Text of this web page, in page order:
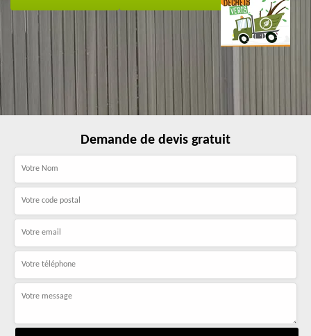
Demande de devis gratuit